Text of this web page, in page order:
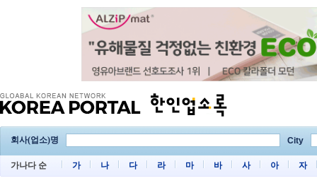
회사(업소)명 City
가나다 순 가 나 다 라 마 바 사 아 자